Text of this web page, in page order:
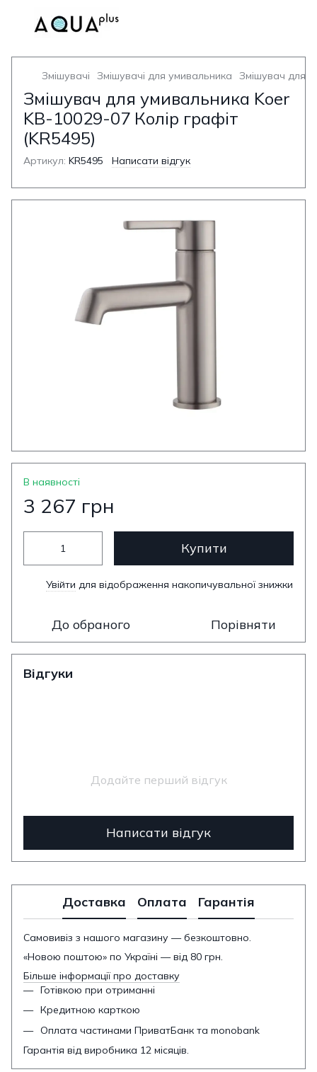
Змішувачі Змішувачі для умивальника Змішувач для
Змішувач для умивальника Koer
KB-10029-07 Колір графіт
(KR5495)
Артикул: KR5495 Написати відгук
В наявності
3 267 грн
Купити
Увійти для відображення накопичувальної знижки
До обраного Порівняти
Відгуки
Додайте перший відгук
Написати відгук
Доставка Оплата Гарантія
Самовивіз з нашого магазину — безкоштовно.
«Новою поштою» по Україні — від 80 грн.
Більше інформації про доставку
Готівкою при отриманні
Кредитною карткою
Оплата частинами ПриватБанк та monobank
Гарантія від виробника 12 місяців.